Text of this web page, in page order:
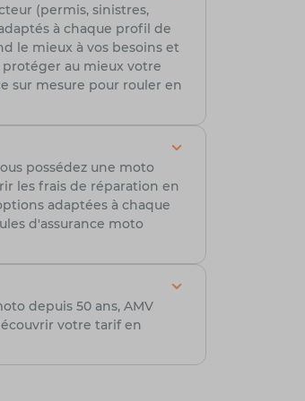
(permis, sinistres,
à chaque profil de
le mieux à vos besoins et
au mieux votre
sur mesure pour rouler en
possédez une moto
les frais de réparation en
adaptées à chaque
d'assurance moto
depuis 50 ans, AMV
votre tarif en